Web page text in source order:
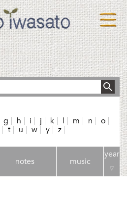
g h i j k l m n
o
t u w y z
notes music
year
▽